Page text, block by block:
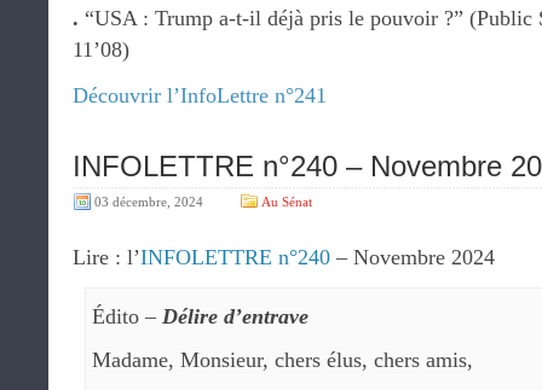
. “USA : Trump a-t-il déjà pris le pouvoir ?” (Public
11’08)
Découvrir l’InfoLettre n°241
INFOLETTRE n°240 – Novembre
03 décembre, 2024 Au Sénat
Lire : l’INFOLETTRE n°240 – Novembre 2024
Édito – Délire d’entrave
Madame, Monsieur, chers élus, chers amis,